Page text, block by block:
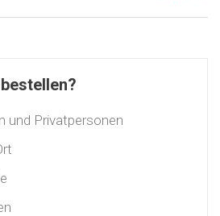
und Privatpersonen